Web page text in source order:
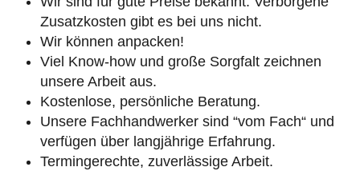
Zusatzkosten gibt es bei uns nicht.
Wir können anpacken!
Viel Know-how und große Sorgfalt zeichnen
unsere Arbeit aus.
Kostenlose, persönliche Beratung.
Unsere Fachhandwerker sind “vom Fach“ und
verfügen über langjährige Erfahrung.
Termingerechte, zuverlässige Arbeit.